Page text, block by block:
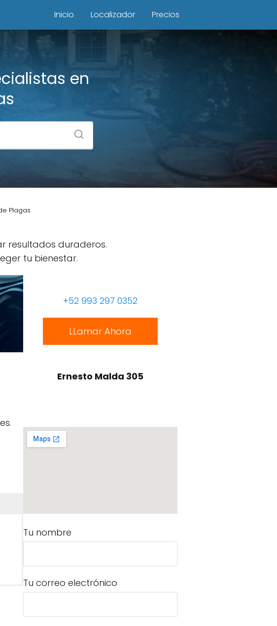
Inicio Localizador Precios
en
Plagas
resultados duraderos.
tu bienestar.
+52 993 297 0352
LLamar Ahora
Ernesto Malda 305
Tu nombre
Tu correo electrónico